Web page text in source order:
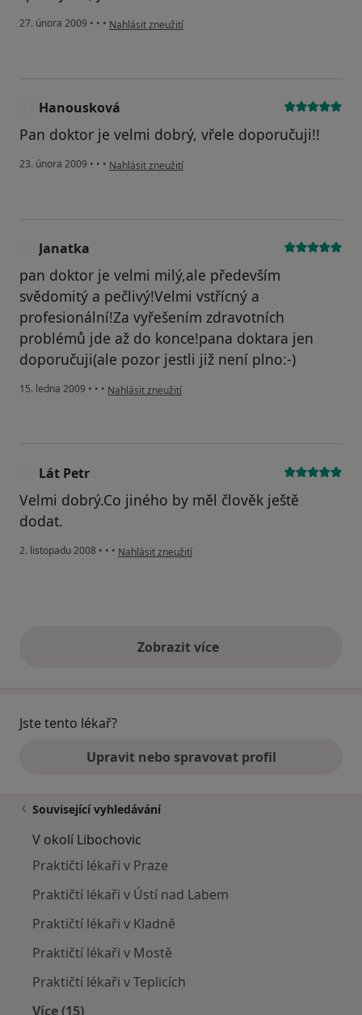
27. února 2009 • • • podle názoru uživatele Andrea Balúchová
Nahlásit zneužití
Hanousková
Pan doktor je velmi dobrý, vřele doporučuji!!
23. února 2009 • • • podle názoru uživatele Hanousková
Nahlásit zneužití
Janatka
pan doktor je velmi milý,ale především
svědomitý a pečlivý!Velmi vstřícný a
profesionální!Za vyřešením zdravotních
problémů jde až do konce!pana doktara jen
doporučuji(ale pozor jestli již není plno:-)
15. ledna 2009 • • • podle názoru uživatele Janatka
Nahlásit zneužití
Lát Petr
Velmi dobrý.Co jiného by měl člověk ještě
dodat.
2. listopadu 2008 • • • podle názoru uživatele Lát Petr
Nahlásit zneužití
Zobrazit vícevýše uvedené názory
Jste tento lékař?
Upravit nebo spravovat profil
Související vyhledávání
V okolí Libochovic
Praktičtí lékaři v Praze
Praktičtí lékaři v Ústí nad Labem
Praktičtí lékaři v Kladně
Praktičtí lékaři v Mostě
Praktičtí lékaři v Teplicích
Více (15)